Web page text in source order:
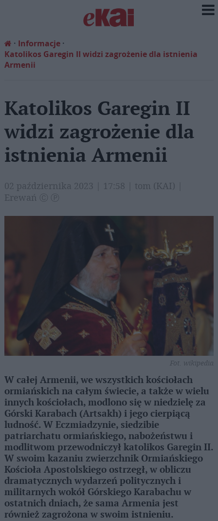
Informacje
Katolikos Garegin II widzi zagrożenie dla istnienia
Armenii
Katolikos Garegin II
widzi zagrożenie dla
istnienia Armenii
02 października 2023 | 17:58 | tom (KAI) |
Erewań Ⓒ Ⓟ
Fot. wikipedia
W całej Armenii, we wszystkich kościołach
ormiańskich na całym świecie, a także w wielu
innych kościołach, modlono się w niedzielę za
Górski Karabach (Artsakh) i jego cierpiącą
ludność. W Eczmiadzynie, siedzibie
patriarchatu ormiańskiego, nabożeństwu i
modlitwom przewodniczył katolikos Garegin II.
W swoim kazaniu zwierzchnik Ormiańskiego
Kościoła Apostolskiego ostrzegł, w obliczu
dramatycznych wydarzeń politycznych i
militarnych wokół Górskiego Karabachu w
ostatnich dniach, że sama Armenia jest
również zagrożona w swoim istnieniu.